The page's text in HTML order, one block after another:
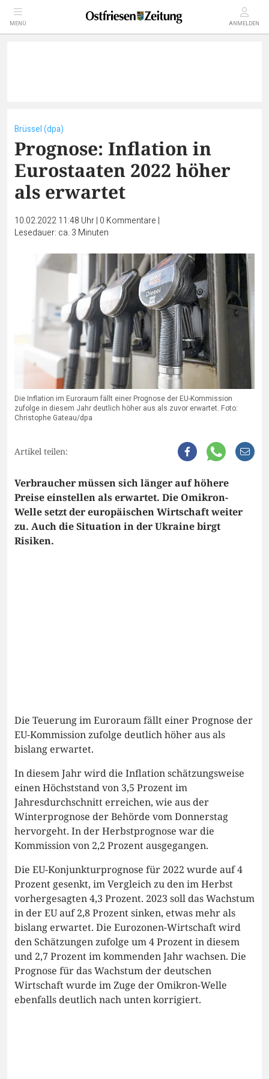
MENÜ ANMELDEN
Brüssel (dpa)
Prognose: Inflation in
Eurostaaten 2022 höher
als erwartet
10.02.2022 11:48 Uhr| 0 Kommentare |
Lesedauer: ca. 3 Minuten
Die Inflation im Euroraum fällt einer Prognose der EU-Kommission
zufolge in diesem Jahr deutlich höher aus als zuvor erwartet. Foto:
Christophe Gateau/dpa
Artikel teilen:
Verbraucher müssen sich länger auf höhere
Preise einstellen als erwartet. Die Omikron-
Welle setzt der europäischen Wirtschaft weiter
zu. Auch die Situation in der Ukraine birgt
Risiken.
Die Teuerung im Euroraum fällt einer Prognose der
EU-Kommission zufolge deutlich höher aus als
bislang erwartet.
In diesem Jahr wird die Inflation schätzungsweise
einen Höchststand von 3,5 Prozent im
Jahresdurchschnitt erreichen, wie aus der
Winterprognose der Behörde vom Donnerstag
hervorgeht. In der Herbstprognose war die
Kommission von 2,2 Prozent ausgegangen.
Die EU-Konjunkturprognose für 2022 wurde auf 4
Prozent gesenkt, im Vergleich zu den im Herbst
vorhergesagten 4,3 Prozent. 2023 soll das Wachstum
in der EU auf 2,8 Prozent sinken, etwas mehr als
bislang erwartet. Die Eurozonen-Wirtschaft wird
den Schätzungen zufolge um 4 Prozent in diesem
und 2,7 Prozent im kommenden Jahr wachsen. Die
Prognose für das Wachstum der deutschen
Wirtschaft wurde im Zuge der Omikron-Welle
ebenfalls deutlich nach unten korrigiert.